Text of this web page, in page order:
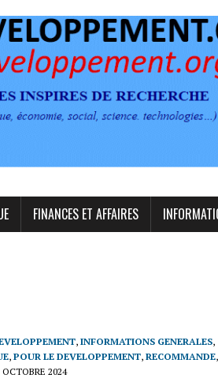
FINANCES ET AFFAIRES
, INFORMATIONS GENERALES,
, POUR LE DEVELOPPEMENT, RECOMMANDE,
OCTOBRE 2024